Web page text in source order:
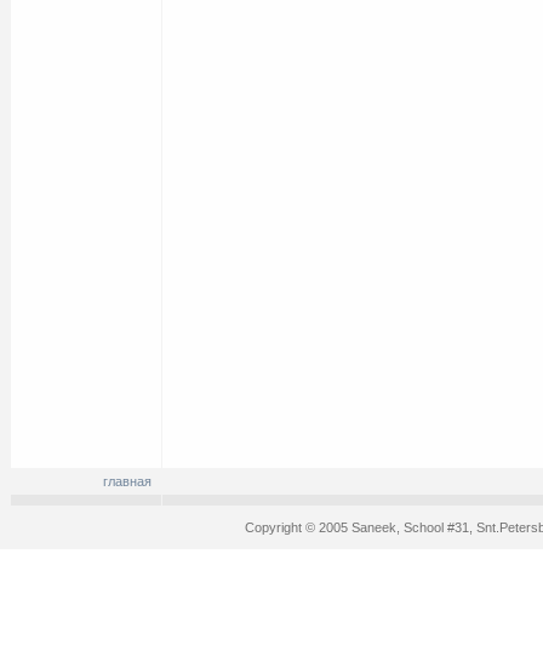
главная
Copyright © 2005 Saneek, School #31,